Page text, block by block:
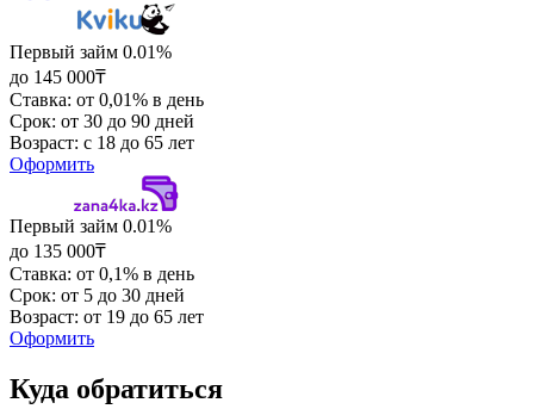
Первый займ 0.01%
до 145 000₸
Ставка: от 0,01% в день
Срок: от 30 до 90 дней
Возраст: с 18 до 65 лет
Оформить
Первый займ 0.01%
до 135 000₸
Ставка: от 0,1% в день
Срок: от 5 до 30 дней
Возраст: от 19 до 65 лет
Оформить
Куда обратиться